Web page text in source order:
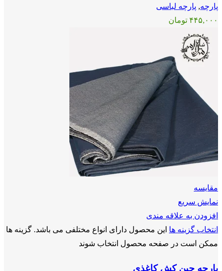
پارچه, پارچه لباسی
۴۴۵,۰۰۰ تومان
مقايسه
نمایش سریع
افزودن به علاقه مندی
انتخاب گزینه ها این محصول دارای انواع مختلفی می باشد. گزینه ها
ممکن است در صفحه محصول انتخاب شوند
پارچه جین کش کاغذی